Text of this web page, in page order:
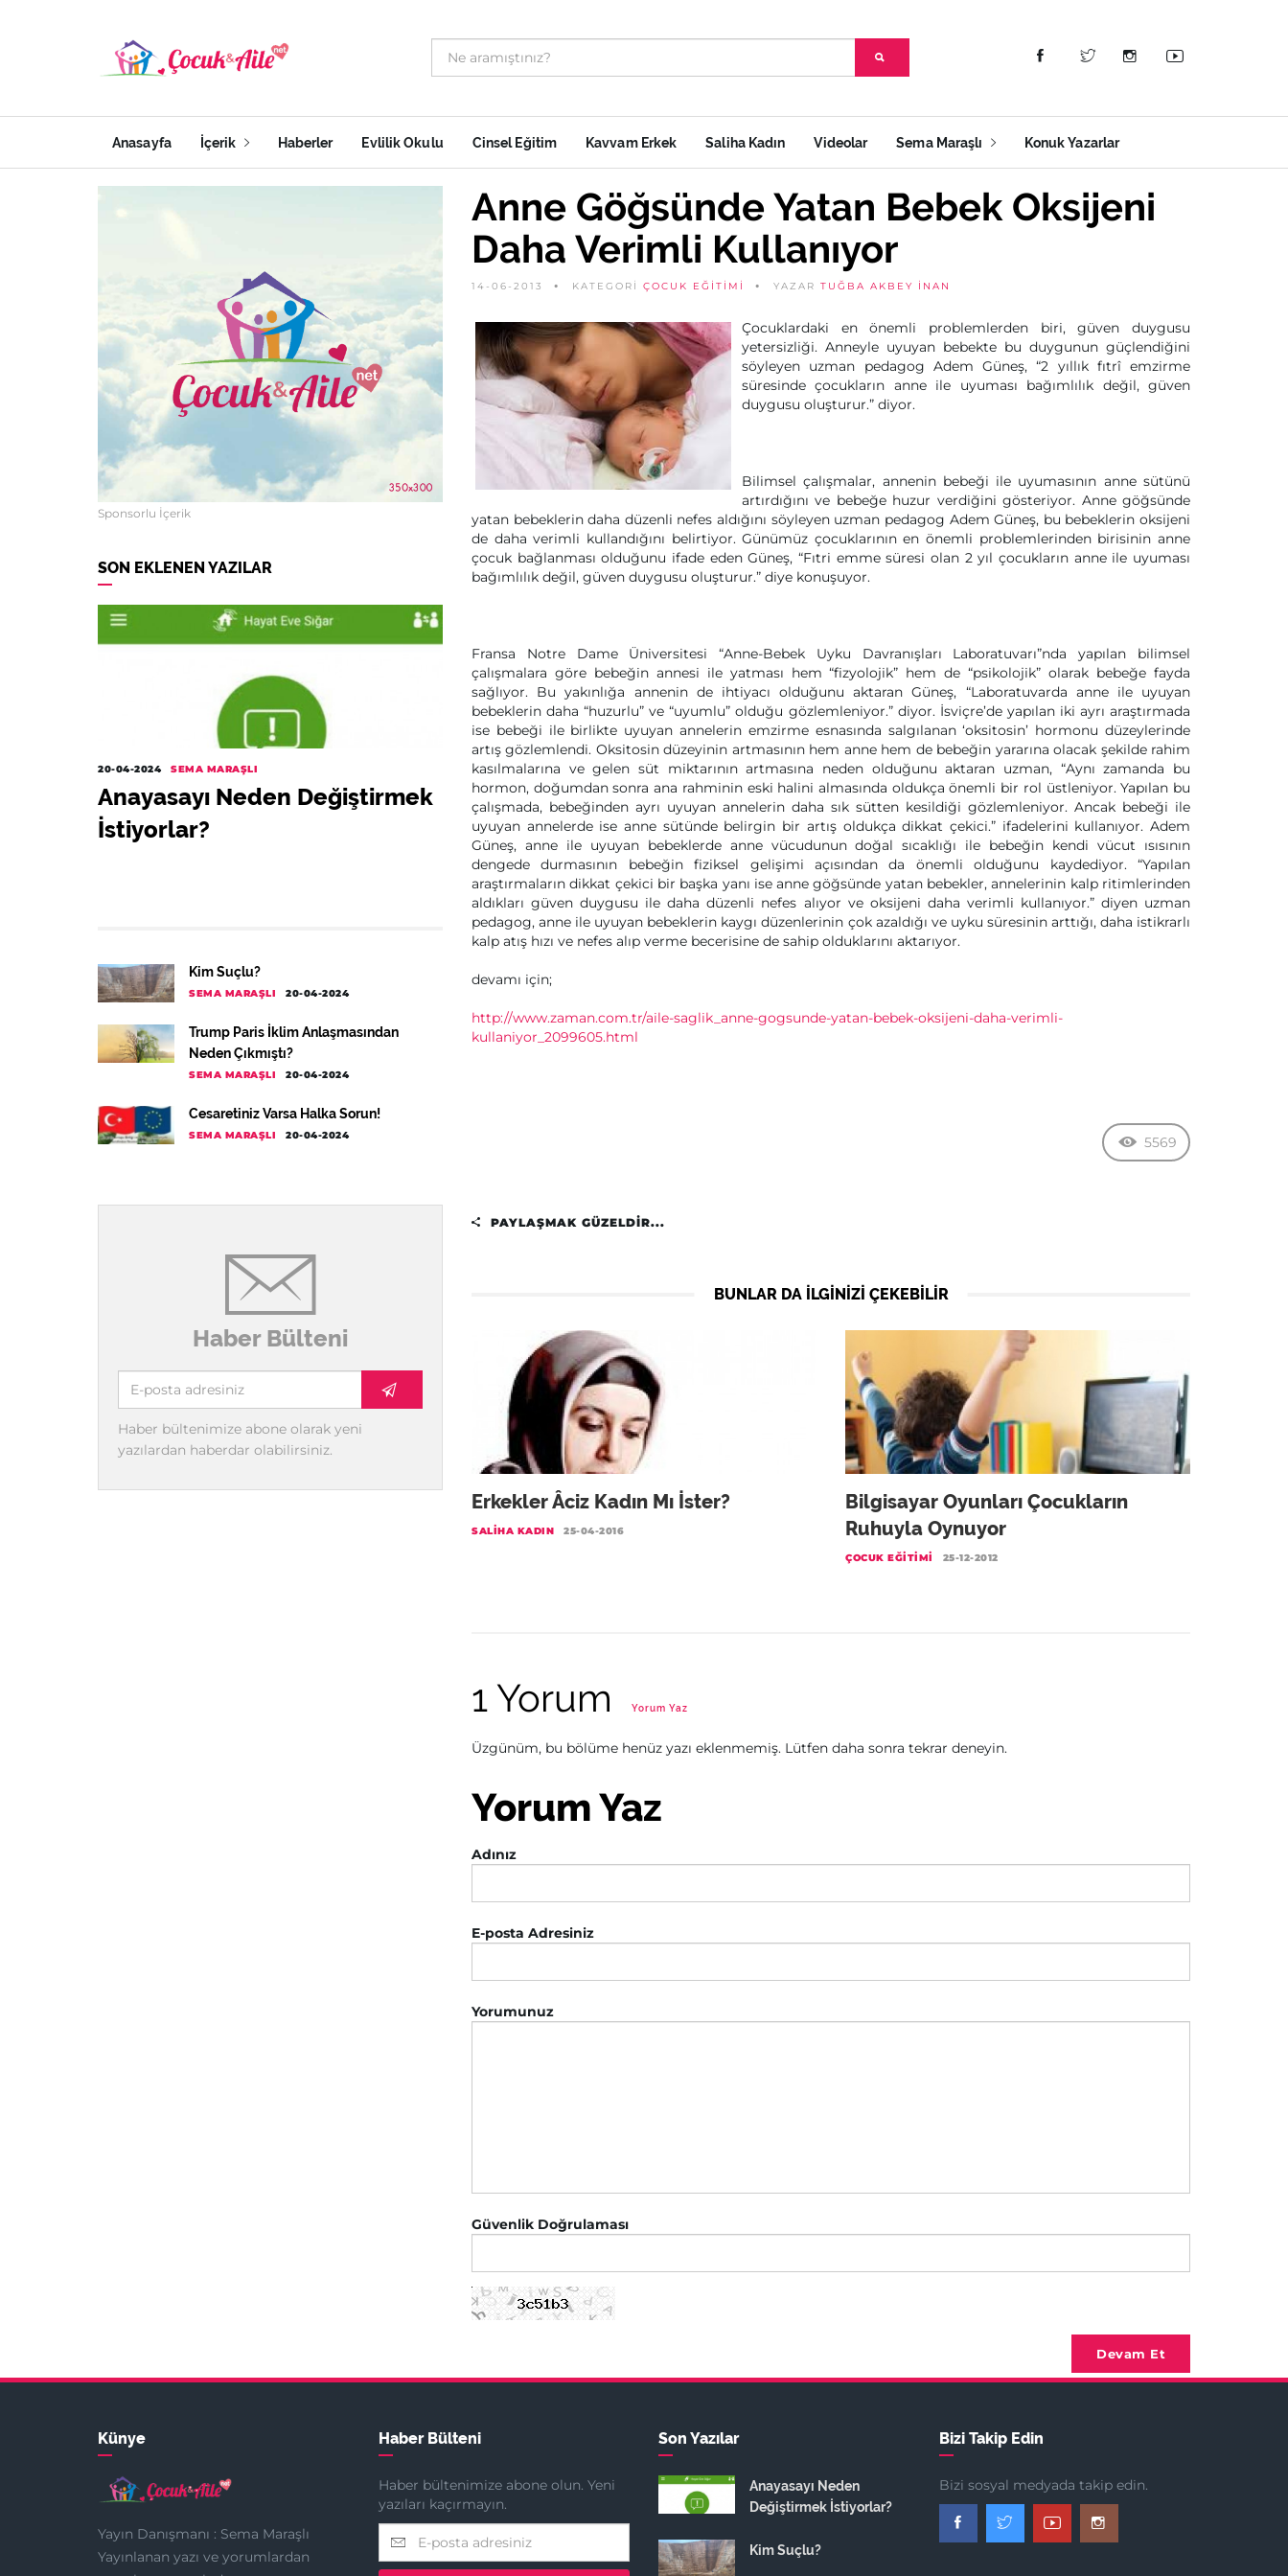
Anasayfa İçerik Haberler Evlilik Okulu Cinsel Eğitim Kavvam Erkek Saliha Kadın Videolar Sema Maraşlı Konuk Yazarlar
Sponsorlu İçerik
SON EKLENEN YAZILAR
20-04-2024 SEMA MARAŞLI
Anayasayı Neden Değiştirmek
İstiyorlar?
Kim Suçlu?
SEMA MARAŞLI 20-04-2024
Trump Paris İklim Anlaşmasından
Neden Çıkmıştı?
SEMA MARAŞLI 20-04-2024
Cesaretiniz Varsa Halka Sorun!
SEMA MARAŞLI 20-04-2024
Haber Bülteni
Haber bültenimize abone olarak yeni
yazılardan haberdar olabilirsiniz.
Anne Göğsünde Yatan Bebek Oksijeni
Daha Verimli Kullanıyor
14-06-2013 KATEGORİ ÇOCUK EĞITIMI YAZAR TUĞBA AKBEY İNAN
Çocuklardaki en önemli problemlerden biri, güven duygusu
yetersizliği. Anneyle uyuyan bebekte bu duygunun güçlendiğini
söyleyen uzman pedagog Adem Güneş, “2 yıllık fıtrî emzirme
süresinde çocukların anne ile uyuması bağımlılık değil, güven
duygusu oluşturur.” diyor.
Bilimsel çalışmalar, annenin bebeği ile uyumasının anne sütünü
artırdığını ve bebeğe huzur verdiğini gösteriyor. Anne göğsünde
yatan bebeklerin daha düzenli nefes aldığını söyleyen uzman pedagog Adem Güneş, bu bebeklerin oksijeni
de daha verimli kullandığını belirtiyor. Günümüz çocuklarının en önemli problemlerinden birisinin anne
çocuk bağlanması olduğunu ifade eden Güneş, “Fıtri emme süresi olan 2 yıl çocukların anne ile uyuması
bağımlılık değil, güven duygusu oluşturur.” diye konuşuyor.
Fransa Notre Dame Üniversitesi “Anne-Bebek Uyku Davranışları Laboratuvarı”nda yapılan bilimsel
çalışmalara göre bebeğin annesi ile yatması hem “fizyolojik” hem de “psikolojik” olarak bebeğe fayda
sağlıyor. Bu yakınlığa annenin de ihtiyacı olduğunu aktaran Güneş, “Laboratuvarda anne ile uyuyan
bebeklerin daha “huzurlu” ve “uyumlu” olduğu gözlemleniyor.” diyor. İsviçre’de yapılan iki ayrı araştırmada
ise bebeği ile birlikte uyuyan annelerin emzirme esnasında salgılanan ‘oksitosin’ hormonu düzeylerinde
artış gözlemlendi. Oksitosin düzeyinin artmasının hem anne hem de bebeğin yararına olacak şekilde rahim
kasılmalarına ve gelen süt miktarının artmasına neden olduğunu aktaran uzman, “Aynı zamanda bu
hormon, doğumdan sonra ana rahminin eski halini almasında oldukça önemli bir rol üstleniyor. Yapılan bu
çalışmada, bebeğinden ayrı uyuyan annelerin daha sık sütten kesildiği gözlemleniyor. Ancak bebeği ile
uyuyan annelerde ise anne sütünde belirgin bir artış oldukça dikkat çekici.” ifadelerini kullanıyor. Adem
Güneş, anne ile uyuyan bebeklerde anne vücudunun doğal sıcaklığı ile bebeğin kendi vücut ısısının
dengede durmasının bebeğin fiziksel gelişimi açısından da önemli olduğunu kaydediyor. “Yapılan
araştırmaların dikkat çekici bir başka yanı ise anne göğsünde yatan bebekler, annelerinin kalp ritimlerinden
aldıkları güven duygusu ile daha düzenli nefes alıyor ve oksijeni daha verimli kullanıyor.” diyen uzman
pedagog, anne ile uyuyan bebeklerin kaygı düzenlerinin çok azaldığı ve uyku süresinin arttığı, daha istikrarlı
kalp atış hızı ve nefes alıp verme becerisine de sahip olduklarını aktarıyor.
devamı için;
http://www.zaman.com.tr/aile-saglik_anne-gogsunde-yatan-bebek-oksijeni-daha-verimli-
kullaniyor_2099605.html
5569
PAYLAŞMAK GÜZELDIR...
BUNLAR DA ILGINIZI ÇEKEBILIR
Erkekler Âciz Kadın Mı İster?
SALIHA KADIN 25-04-2016
Bilgisayar Oyunları Çocukların
Ruhuyla Oynuyor
ÇOCUK EĞITIMI 25-12-2012
1 Yorum Yorum Yaz
Üzgünüm, bu bölüme henüz yazı eklenmemiş. Lütfen daha sonra tekrar deneyin.
Yorum Yaz
Adınız
E-posta Adresiniz
Yorumunuz
Güvenlik Doğrulaması
Devam Et
Künye
Yayın Danışmanı : Sema Maraşlı
Yayınlanan yazı ve yorumlardan
Haber Bülteni
Haber bültenimize abone olun. Yeni
yazıları kaçırmayın.
Son Yazılar
Anayasayı Neden
Değiştirmek İstiyorlar?
Kim Suçlu?
Bizi Takip Edin
Bizi sosyal medyada takip edin.